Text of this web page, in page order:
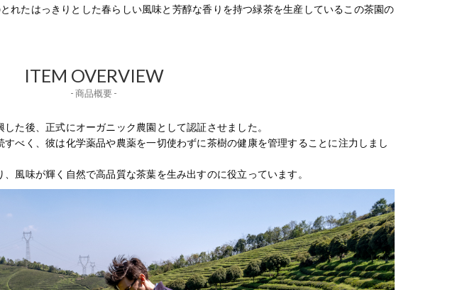
れたはっきりとした春らしい風味と芳醇な香りを持つ緑茶を生産しているこの茶園の
ITEM OVERVIEW
- 商品概要 -
た後、正式にオーガニック農園として認証させました。
べく、彼は化学薬品や農薬を一切使わずに茶樹の健康を管理することに注力しまし
風味が輝く自然で高品質な茶葉を生み出すのに役立っています。